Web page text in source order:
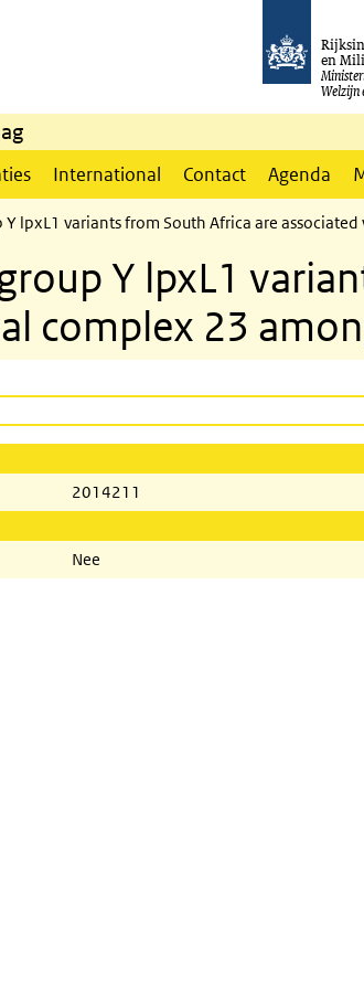
en
Welzijn
International Contact Agenda
lpxL1 variants from South Africa are
Y lpxL1
complex 23
2014211
Nee